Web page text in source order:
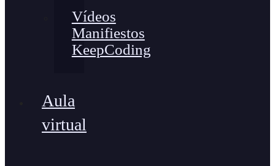
Vídeos
Manifiestos
KeepCoding
Aula
virtual